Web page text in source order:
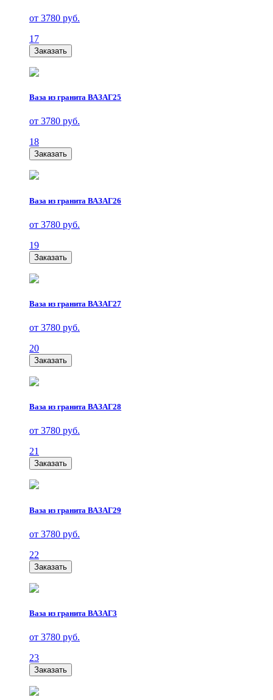
от 3780 руб.
17
Заказать
Ваза из гранита ВАЗАГ25
от 3780 руб.
18
Заказать
Ваза из гранита ВАЗАГ26
от 3780 руб.
19
Заказать
Ваза из гранита ВАЗАГ27
от 3780 руб.
20
Заказать
Ваза из гранита ВАЗАГ28
от 3780 руб.
21
Заказать
Ваза из гранита ВАЗАГ29
от 3780 руб.
22
Заказать
Ваза из гранита ВАЗАГ3
от 3780 руб.
23
Заказать